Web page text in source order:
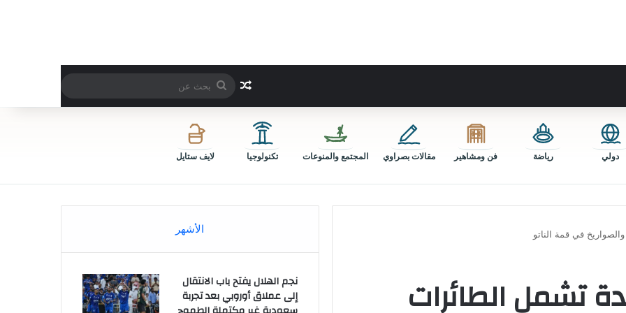
مقال عشوائي
بحث
عن
دولي رياضة فن ومشاهير مقالات بصراوي المجتمع والمنوعات تكنولوجيا لايف ستايل
في قمة الناتو
تشمل الطائرات
الأشهر
نجم الهلال يفتح باب الانتقال
إلى عملاق أوروبي بعد تجربة